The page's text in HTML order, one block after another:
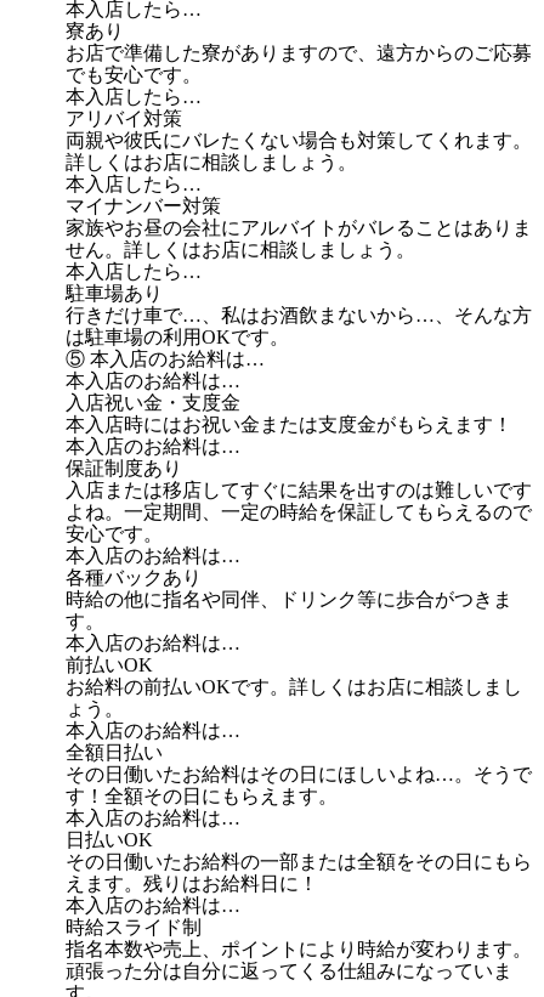
本入店したら…
寮あり
お店で準備した寮がありますので、遠方からのご応募
でも安心です。
本入店したら…
アリバイ対策
両親や彼氏にバレたくない場合も対策してくれます。
詳しくはお店に相談しましょう。
本入店したら…
マイナンバー対策
家族やお昼の会社にアルバイトがバレることはありま
せん。詳しくはお店に相談しましょう。
本入店したら…
駐車場あり
行きだけ車で…、私はお酒飲まないから…、そんな方
は駐車場の利用OKです。
⑤ 本入店のお給料は…
本入店のお給料は…
入店祝い金・支度金
本入店時にはお祝い金または支度金がもらえます！
本入店のお給料は…
保証制度あり
入店または移店してすぐに結果を出すのは難しいです
よね。一定期間、一定の時給を保証してもらえるので
安心です。
本入店のお給料は…
各種バックあり
時給の他に指名や同伴、ドリンク等に歩合がつきま
す。
本入店のお給料は…
前払いOK
お給料の前払いOKです。詳しくはお店に相談しまし
ょう。
本入店のお給料は…
全額日払い
その日働いたお給料はその日にほしいよね…。そうで
す！全額その日にもらえます。
本入店のお給料は…
日払いOK
その日働いたお給料の一部または全額をその日にもら
えます。残りはお給料日に！
本入店のお給料は…
時給スライド制
指名本数や売上、ポイントにより時給が変わります。
頑張った分は自分に返ってくる仕組みになっていま
す。